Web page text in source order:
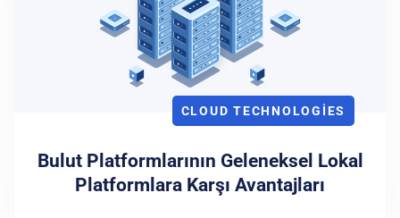
CLOUD TECHNOLOGIES
Bulut Platformlarının Geleneksel Lokal
Platformlara Karşı Avantajları